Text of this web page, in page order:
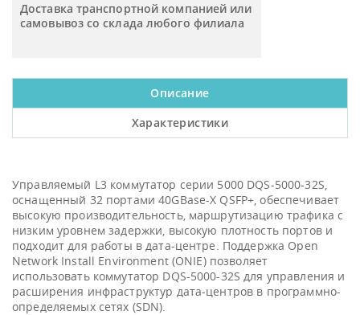
Доставка транспортной компанией или
самовывоз со склада любого филиала
Описание
Характеристики
Управляемый L3 коммутатор серии 5000 DQS-5000-32S,
оснащенный 32 портами 40GBase-X QSFP+, обеспечивает
высокую производительность, маршрутизацию трафика с
низким уровнем задержки, высокую плотность портов и
подходит для работы в дата-центре. Поддержка Open
Network Install Environment (ONIE) позволяет
использовать коммутатор DQS-5000-32S для управления и
расширения инфраструктур дата-центров в программно-
определяемых сетях (SDN).